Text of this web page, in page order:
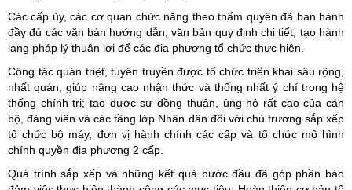
Các cấp ủy, các cơ quan chức năng theo thẩm quyền đã ban hành
đầy đủ các văn bản hướng dẫn, văn bản quy định chi tiết, tạo hành
lang pháp lý thuận lợi để các địa phương tổ chức thực hiện.
Công tác quán triệt, tuyên truyền được tổ chức triển khai sâu rộng,
nhất quán, giúp nâng cao nhận thức và thống nhất ý chí trong hệ
thống chính trị; tạo được sự đồng thuận, ủng hộ rất cao của cán
bộ, đảng viên và các tầng lớp Nhân dân đối với chủ trương sắp xếp
tổ chức bộ máy, đơn vị hành chính các cấp và tổ chức mô hình
chính quyền địa phương 2 cấp.
Quá trình sắp xếp và những kết quả bước đầu đã góp phần bảo